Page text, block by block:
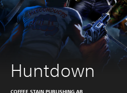
Huntdown
COFFEE STAIN PUBLISHING AB